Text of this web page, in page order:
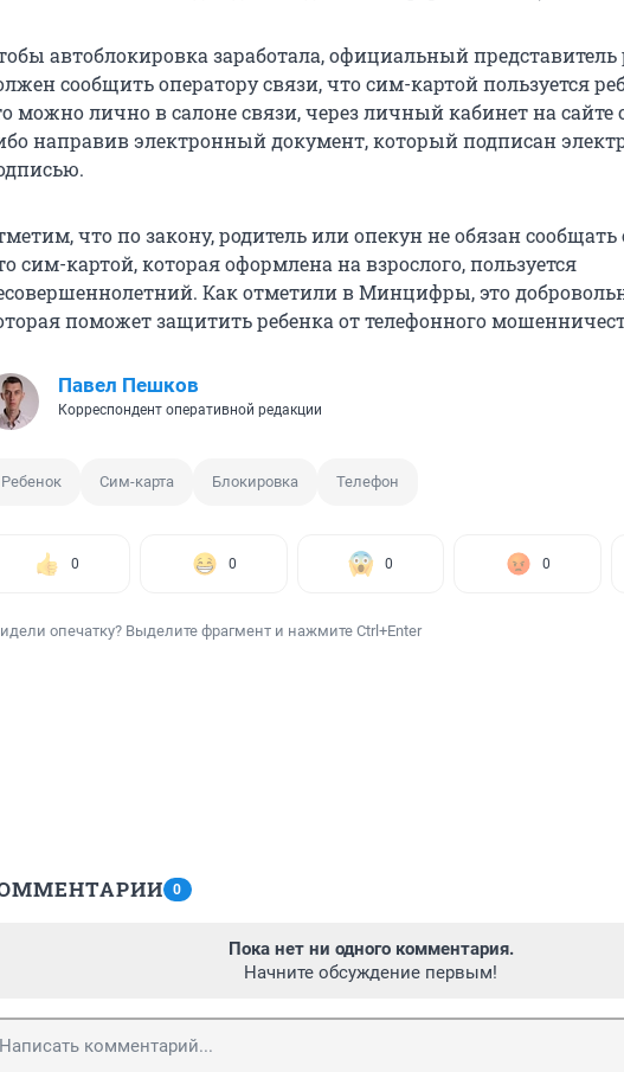
автоблокировка заработала, официальный представитель
сообщить оператору связи, что сим-картой пользуется
можно лично в салоне связи, через личный кабинет на сайте
направив электронный документ, который подписан
что по закону, родитель или опекун не обязан сообщать
сим-картой, которая оформлена на взрослого, пользуется
Как отметили в Минцифры, это
поможет защитить ребенка от телефонного
Павел Пешков
Корреспондент оперативной редакции
Ребенок Сим-карта Блокировка Телефон
0 0 0 0
опечатку? Выделите фрагмент и нажмите Ctrl+Enter
0
Пока нет ни одного комментария.
Начните обсуждение первым!